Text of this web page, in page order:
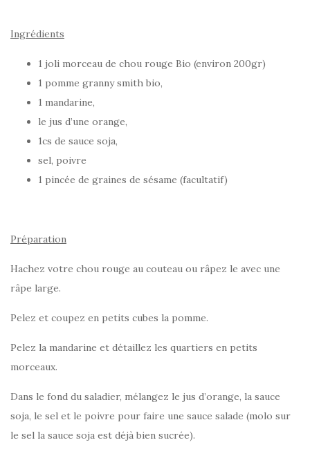
Ingrédients
1 joli morceau de chou rouge Bio (environ 200gr)
1 pomme granny smith bio,
1 mandarine,
le jus d’une orange,
1cs de sauce soja,
sel, poivre
1 pincée de graines de sésame (facultatif)
Préparation
Hachez votre chou rouge au couteau ou râpez le avec une
râpe large.
Pelez et coupez en petits cubes la pomme.
Pelez la mandarine et détaillez les quartiers en petits
morceaux.
Dans le fond du saladier, mélangez le jus d’orange, la sauce
soja, le sel et le poivre pour faire une sauce salade (molo sur
le sel la sauce soja est déjà bien sucrée).